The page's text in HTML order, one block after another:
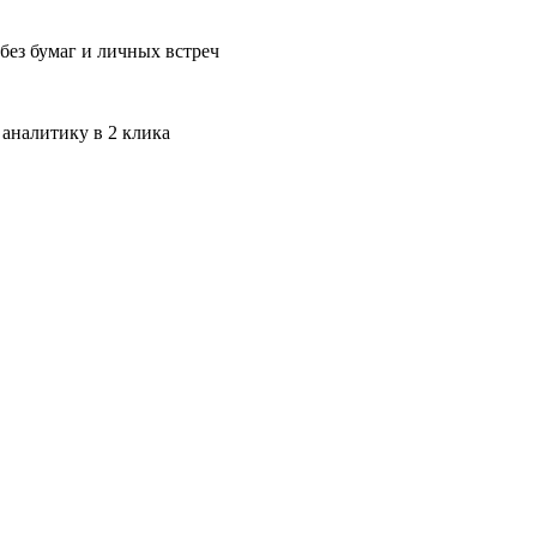
бумаг и личных встреч
в 2 клика